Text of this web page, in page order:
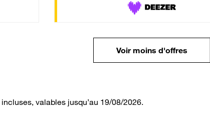
Voir moins d'offres
incluses, valables jusqu’au 19/08/2026.